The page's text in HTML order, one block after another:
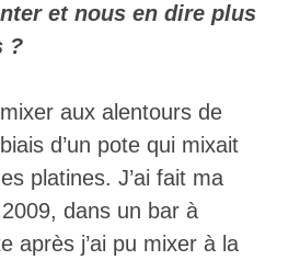
et nous en dire plus
?
aux alentours de
d’un pote qui mixait
platines. J’ai fait ma
dans un bar à
après j’ai pu mixer à la